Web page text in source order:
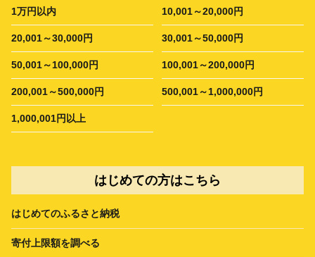
1万円以内 10,001～20,000円
20,001～30,000円 30,001～50,000円
50,001～100,000円 100,001～200,000円
200,001～500,000円 500,001～1,000,000円
1,000,001円以上
はじめての方はこちら
はじめてのふるさと納税
寄付上限額を調べる